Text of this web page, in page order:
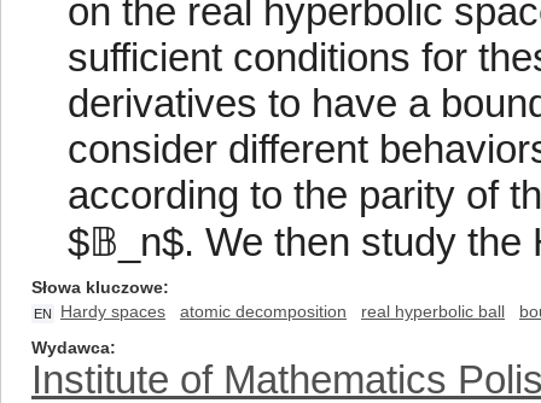
on the real hyperbolic
sufficient conditions for
derivatives to have a
consider different
according to the parity of
$𝔹_n$. We then study
Słowa kluczowe
EN Hardy spaces atomic decomposition real hyperbolic ball
Wydawca
Institute of Mathematics